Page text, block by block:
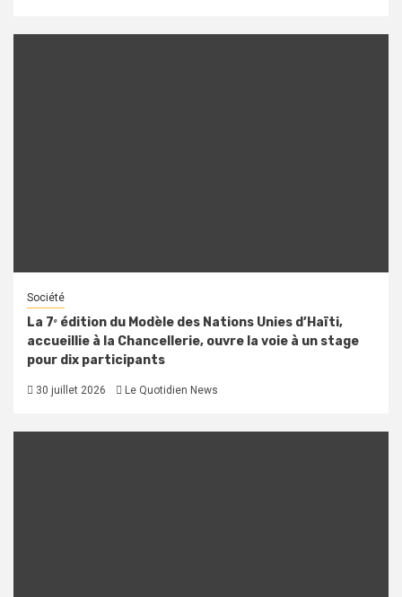
Société
La 7ᵉ édition du Modèle des Nations Unies d’Haïti,
accueillie à la Chancellerie, ouvre la voie à un stage
pour dix participants
30 juillet 2026 Le Quotidien News